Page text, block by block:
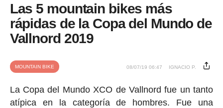
Las 5 mountain bikes más
rápidas de la Copa del Mundo de
Vallnord 2019
MOUNTAIN BIKE 08/07/19 06:47 IGNACIO P.
La Copa del Mundo XCO de Vallnord fue un tanto
atípica en la categoría de hombres. Fue una